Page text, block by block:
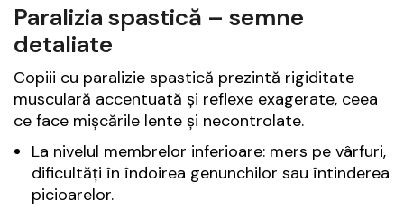
Paralizia spastică – semne
detaliate
Copiii cu paralizie spastică prezintă rigiditate
musculară accentuată și reflexe exagerate, ceea
ce face mișcările lente și necontrolate.
La nivelul membrelor inferioare: mers pe vârfuri,
dificultăți în îndoirea genunchilor sau întinderea
picioarelor.